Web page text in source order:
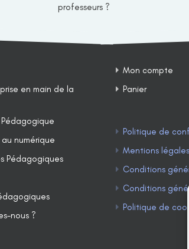
professeurs ?
en main de la
numérique
Pédagogiques
nous ?
Mon compte
Panier
Politique de
Mentions légales
Conditions
Conditions
Politique de